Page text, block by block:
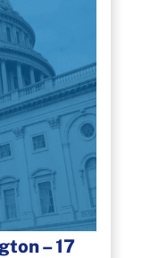
– 17